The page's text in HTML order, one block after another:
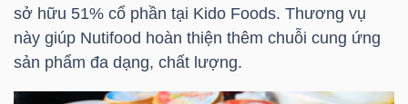
sở hữu 51% cổ phần tại Kido Foods. Thương vụ
này giúp Nutifood hoàn thiện thêm chuỗi cung ứng
sản phẩm đa dạng, chất lượng.
TÀI